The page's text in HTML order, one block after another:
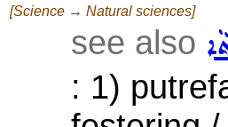
[Science → Natural sciences]
see also
: 1)